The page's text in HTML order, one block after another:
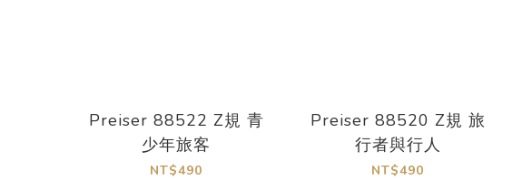
Preiser 88522 Z規 青
少年旅客
NT$490
Preiser 88520 Z規 旅
行者與行人
NT$490